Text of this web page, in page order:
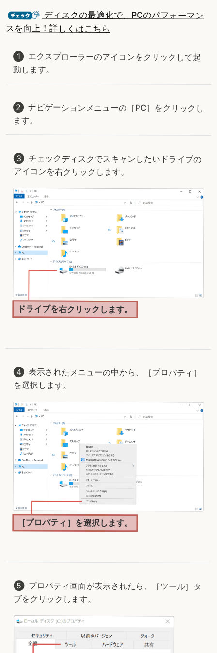
ディスクの最適化で、PCのパフォーマン
スを向上！詳しくはこちら
エクスプローラーのアイコンをクリックして起
動します。
ナビゲーションメニューの［PC］をクリックし
ます。
チェックディスクでスキャンしたいドライブの
アイコンを右クリックします。
ドライブを右クリックします。
表示されたメニューの中から、［プロパティ］
を選択します。
［プロパティ］を選択します。
プロパティ画面が表示されたら、［ツール］タ
ブをクリックします。